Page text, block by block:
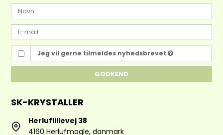
Jeg vil gerne tilmeldes nyhedsbrevet
GODKEND
SK-KRYSTALLER
Herluflillevej 38
4160 Herlufmagle, danmark